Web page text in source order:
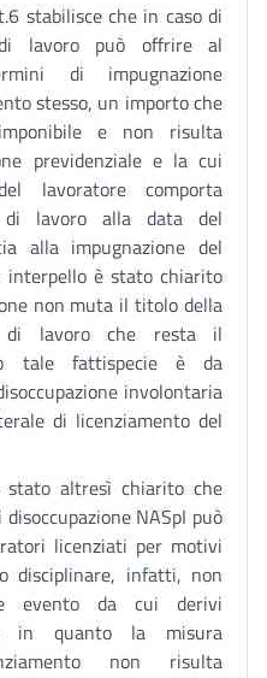
stabilisce che in caso di
lavoro può offrire al
di impugnazione
stesso, un importo che
e non risulta
previdenziale e la cui
lavoratore comporta
di lavoro alla data del
alla impugnazione del
interpello è stato chiarito
non muta il titolo della
di lavoro che resta il
tale fattispecie è da
involontaria
di licenziamento del
stato altresì chiarito che
NASpI può
licenziati per motivi
disciplinare, infatti, non
evento da cui derivi
in quanto la misura
non risulta